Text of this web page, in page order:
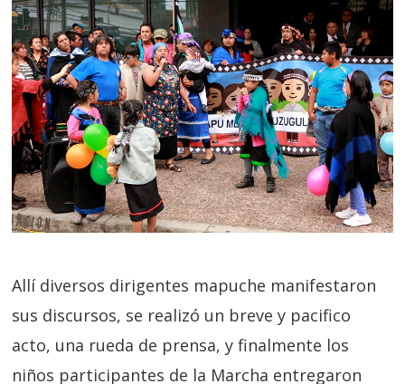
Allí diversos dirigentes mapuche manifestaron
sus discursos, se realizó un breve y pacifico
acto, una rueda de prensa, y finalmente los
niños participantes de la Marcha entregaron